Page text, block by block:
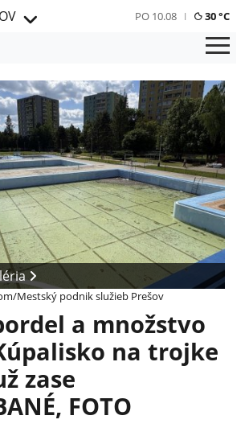
PO 10.08 30 °C
Mestský podnik služieb Prešov
a množstvo
na trojke
zase
FOTO